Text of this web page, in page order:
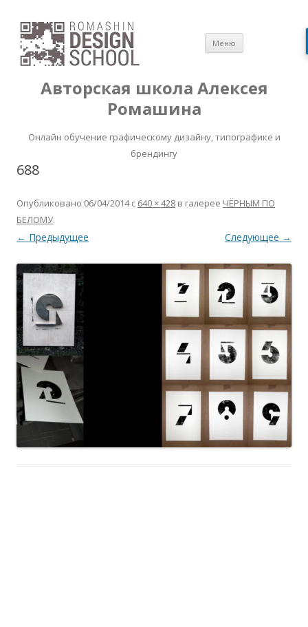
Авторская школа Алексея
Ромашина
Онлайн обучение графическому дизайну, типографике и
брендингу
Меню
содержимому
688
Опубликовано 06/04/2014с 640 × 428 в галерее ЧЁРНЫМ ПО
БЕЛОМУ.
← Предыдущее Следующее →